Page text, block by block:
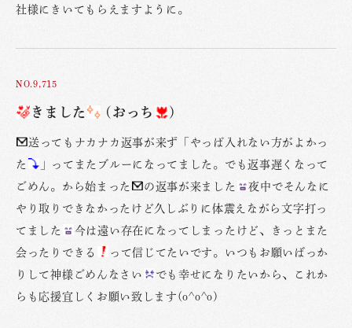
社様にきいてもらえますように。
NO.9,715
きました (おっち )
送ってもナカナカ返事が来ず「やっぱ入れない方がよかっ
た
」ってまたブルーになってました。でも返事遅くなって
ごめん。から始まった
の返事が来ました
夜中でそんなに
やり取りできなかったけど久しぶりに体震えながら文字打っ
てました
今は遠い存在になってしまったけど、きっとまた
会ったりできる
って信じてたいです。いつもお願いばっか
りして神様ごめんなさい
でも幸せになりたいから、これか
らも応援宜しくお願い致します(o^o^o)